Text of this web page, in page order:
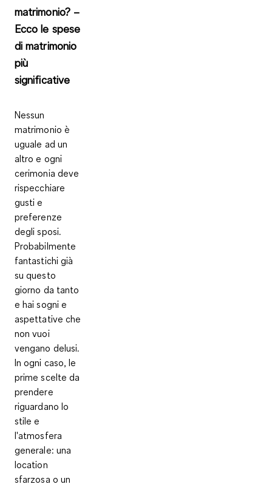
matrimonio? –
Ecco le spese
di matrimonio
più
significative
Nessun
matrimonio è
uguale ad un
altro e ogni
cerimonia deve
rispecchiare
gusti e
preferenze
degli sposi.
Probabilmente
fantastichi già
su questo
giorno da tanto
e hai sogni e
aspettative che
non vuoi
vengano delusi.
In ogni caso, le
prime scelte da
prendere
riguardano lo
stile e
l'atmosfera
generale: una
location
sfarzosa o un